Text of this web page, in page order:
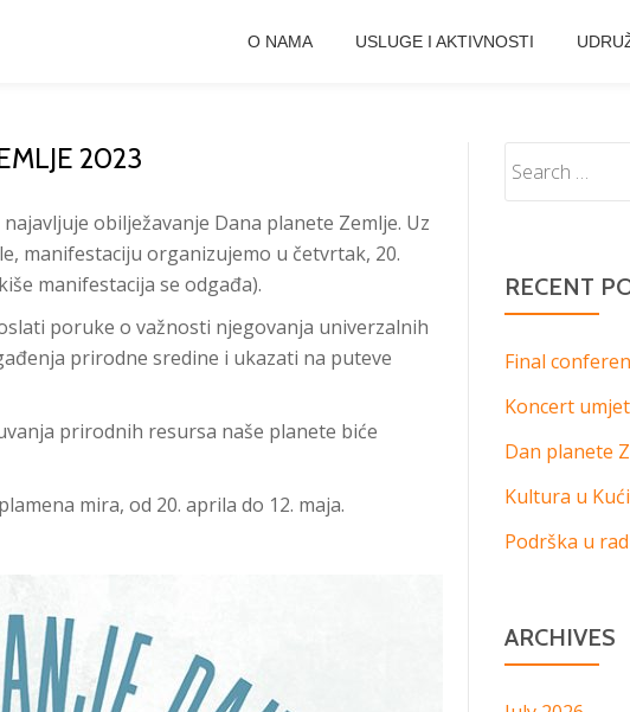
O NAMA USLUGE I AKTIVNOSTI
2023
obilježavanje Dana planete Zemlje. Uz
manifestaciju organizujemo u četvrtak, 20.
manifestacija se odgađa).
poruke o važnosti njegovanja univerzalnih
prirodne sredine i ukazati na puteve
prirodnih resursa naše planete biće
mira, od 20. aprila do 12. maja.
RECENT
Final
Koncert
Dan planete
Kultura u
Podrška u
ARCHIVES